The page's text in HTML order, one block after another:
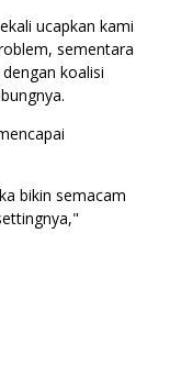
ucapkan kami
sementara
koalisi
bikin semacam